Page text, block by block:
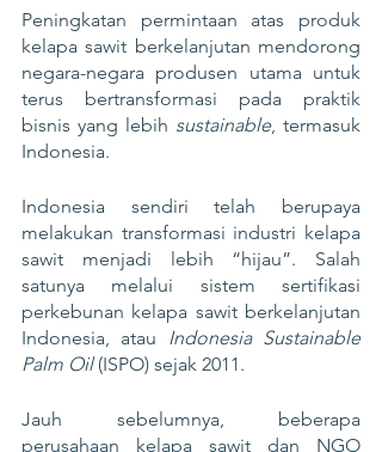
Peningkatan permintaan atas produk
kelapa sawit berkelanjutan mendorong
negara-negara produsen utama untuk
terus bertransformasi pada praktik
bisnis yang lebih sustainable, termasuk
Indonesia.
Indonesia sendiri telah berupaya
melakukan transformasi industri kelapa
sawit menjadi lebih “hijau”. Salah
satunya melalui sistem sertifikasi
perkebunan kelapa sawit berkelanjutan
Indonesia, atau Indonesia Sustainable
Palm Oil (ISPO) sejak 2011.
Jauh sebelumnya, beberapa
perusahaan kelapa sawit dan NGO